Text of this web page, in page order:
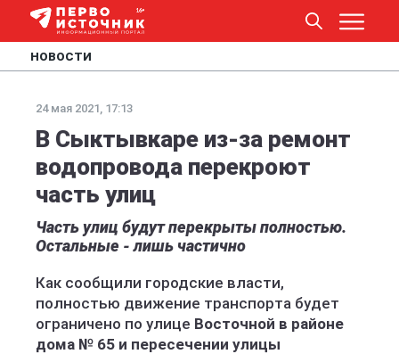
НОВОСТИ
24 мая 2021, 17:13
В Сыктывкаре из-за ремонт
водопровода перекроют
часть улиц
Часть улиц будут перекрыты полностью.
Остальные - лишь частично
Как сообщили городские власти,
полностью движение транспорта будет
ограничено по улице Восточной в районе
дома № 65 и пересечении улицы